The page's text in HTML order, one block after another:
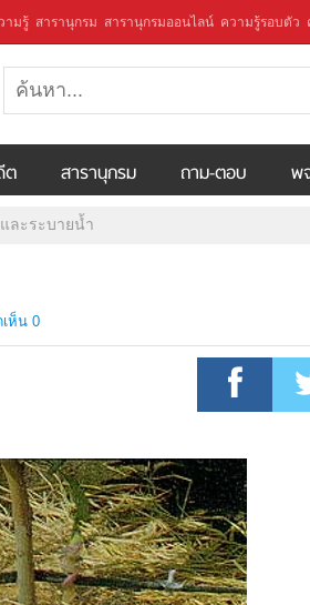
ามรู้ สารานุกรม สารานุกรมออนไลน์ ความรู้รอบตัว
ต สารานุกรม ถาม-ตอบ พ
ละระบายน้ำ
ห็น 0